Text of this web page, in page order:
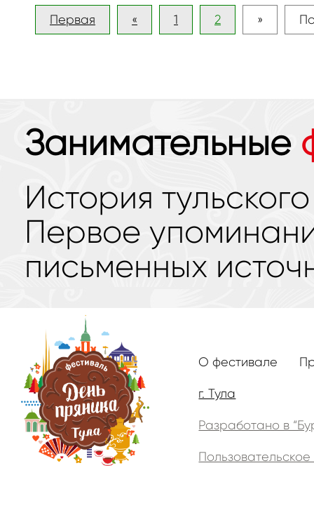
Первая « 1 2 »
Занимательные
История
Первое
письменных
О фестивале
г. Тула
Разработано в